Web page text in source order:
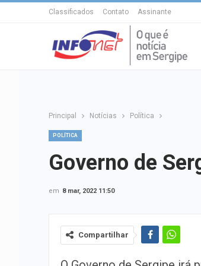
Classificados Contato Assinante
Principal Notícias Política
POLÍTICA
Governo de
em 8 mar, 2022 11:50
Compartilhar